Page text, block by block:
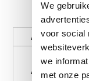
We
voor social
we
met onze
Aanvullende